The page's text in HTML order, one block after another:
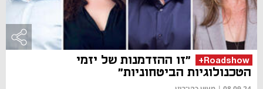
Roadshow+
"זו ההזדמנות של יזמי
הטכנולוגיות הביטחוניות"